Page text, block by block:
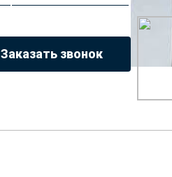
Заказать звонок